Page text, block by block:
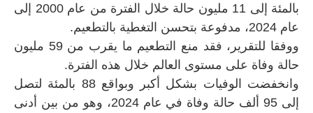
بالمئة إلى 11 مليون حالة خلال الفترة من عام 2000 إلى
عام 2024، مدفوعة بتحسن التغطية بالتطعيم.
ووفقا للتقرير، فقد منع التطعيم ما يقرب من 59 مليون
حالة وفاة على مستوى العالم خلال هذه الفترة.
وانخفضت الوفيات بشكل أكبر وبواقع 88 بالمئة لتصل
إلى 95 ألف حالة وفاة في عام 2024، وهو من بين أدنى